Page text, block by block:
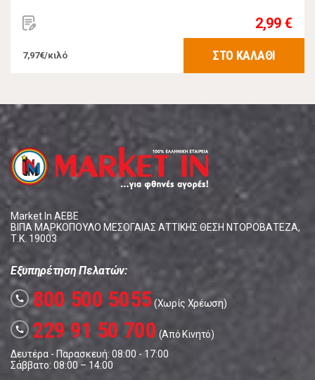
2,99 €
7,97€/κιλό ΣΤΟ ΚΑΛΑΘΙ
Market In ΑΕΒΕ
ΒΙΠΑ ΜΑΡΚΟΠΟΥΛΟ ΜΕΣΟΓΑΙΑΣ ΑΤΤΙΚΗΣ ΘΕΣΗ ΝΤΟΡΟΒΑΤΕΖΑ,
Τ.Κ. 19003
Εξυπηρέτηση Πελατών:
call 800 500 5055(Χωρίς Χρέωση)
call 229 91 50 700 (Από Κινητό)
Δευτέρα - Παρασκευή: 08:00 - 17:00
Σάββατο: 08:00 – 14:00